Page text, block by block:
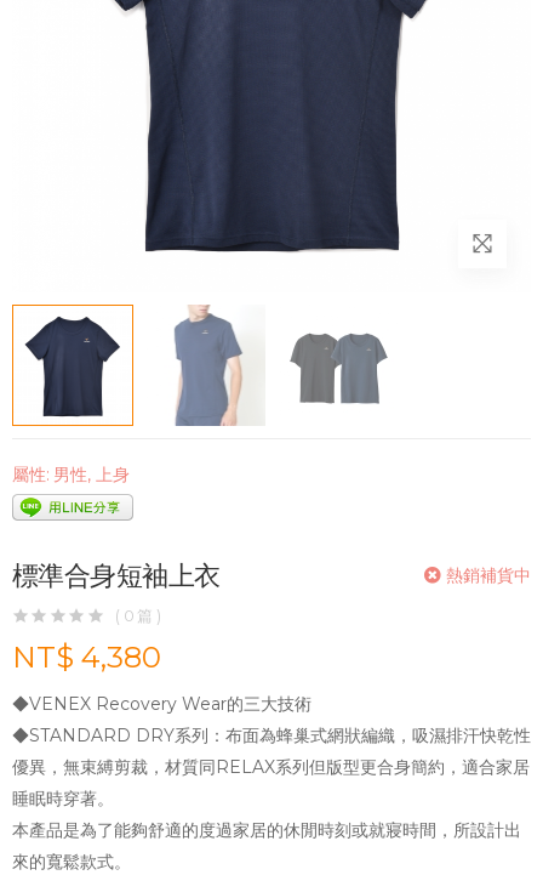
屬性: 男性, 上身
熱銷補貨中
標準合身短袖上衣
( 0 篇 )
NT$ 4,380
◆VENEX Recovery Wear的三大技術
◆STANDARD DRY系列：布面為蜂巢式網狀編織，吸濕排汗快乾性
優異，無束縛剪裁，材質同RELAX系列但版型更合身簡約，適合家居
睡眠時穿著。
本產品是為了能夠舒適的度過家居的休閒時刻或就寢時間，所設計出
來的寬鬆款式。